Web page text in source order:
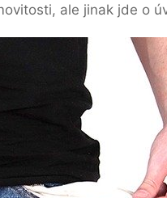
ale jinak jde o